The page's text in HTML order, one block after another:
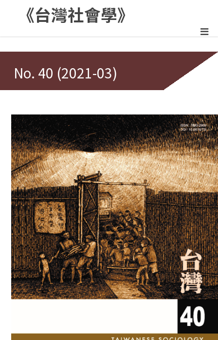
《台灣社會學》
No. 40 (2021-03)